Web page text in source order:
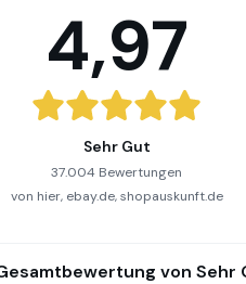
4,97
Sehr Gut
37.004 Bewertungen
von hier, ebay.de, shopauskunft.de
von